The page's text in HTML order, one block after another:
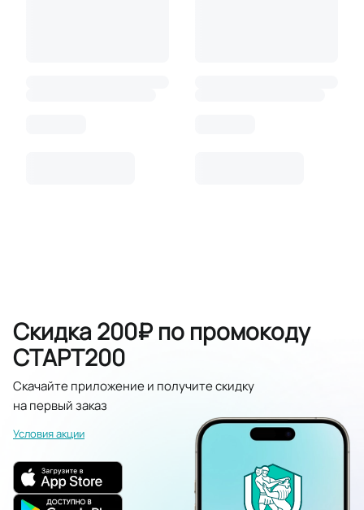
Скидка 200₽ по промокоду
СТАРТ200
Скачайте приложение и получите скидку
на первый заказ
Условия акции